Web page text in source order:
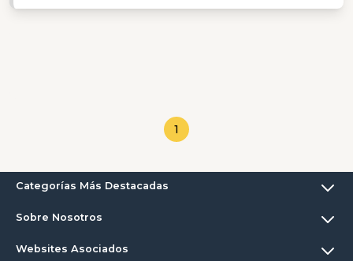
1
Categorías Más Destacadas
Sobre Nosotros
Websites Asociados